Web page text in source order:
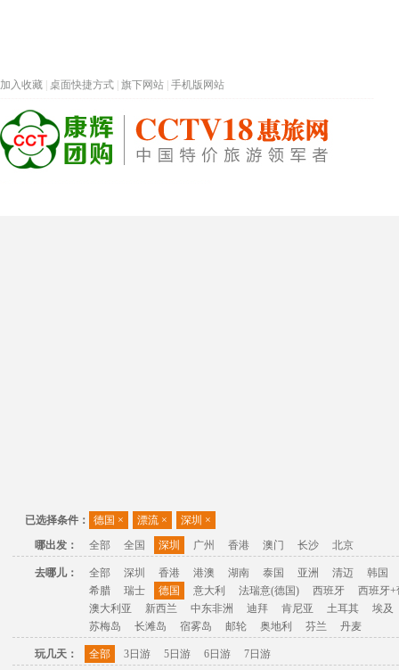
加入收藏 桌面快捷方式 旗下网站 手机版网站
已选择条件： 德国 × 漂流 × 深圳 ×
哪出发：
全部 全国 深圳 广州 香港 澳门 长沙 北京
去哪儿： 全部 深圳 香港 港澳 湖南 泰国 亚洲 清迈
韩国
希腊
瑞士 德国 意大利 法瑞意(德国) 西班牙
西班牙+
澳大利亚
新西兰 中东非洲 迪拜 肯尼亚 土耳其
埃及
苏梅岛
长滩岛 宿雾岛 邮轮 奥地利 芬兰 丹麦
玩几天： 全部 3日游 5日游 6日游 7日游